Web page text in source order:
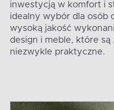
inwestycją w komfort i
idealny wybór dla osób
wysoką jakość
design i meble, które są
niezwykle praktyczne.